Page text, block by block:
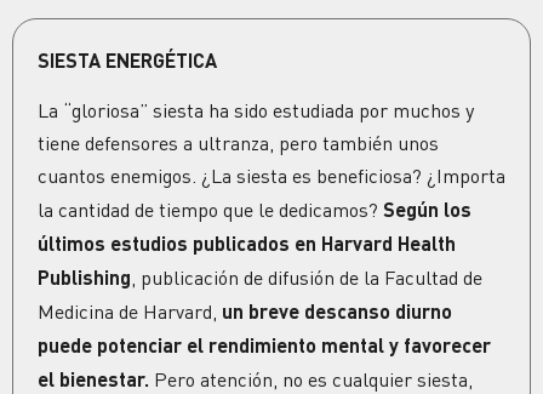
SIESTA ENERGÉTICA
La “gloriosa” siesta ha sido estudiada por muchos y
tiene defensores a ultranza, pero también unos
cuantos enemigos. ¿La siesta es beneficiosa? ¿Importa
la cantidad de tiempo que le dedicamos? Según los
últimos estudios publicados en Harvard Health
Publishing, publicación de difusión de la Facultad de
Medicina de Harvard, un breve descanso diurno
puede potenciar el rendimiento mental y favorecer
el bienestar. Pero atención, no es cualquier siesta,